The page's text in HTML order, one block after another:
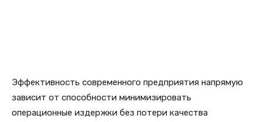
Эффективность современного предприятия напрямую
зависит от способности минимизировать
операционные издержки без потери качества